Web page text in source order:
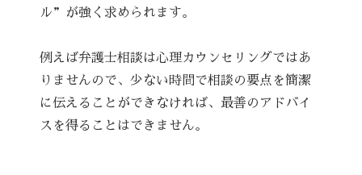
ル”が強く求められます。
例えば弁護士相談は心理カウンセリングではあ
りませんので、少ない時間で相談の要点を簡潔
に伝えることができなければ、最善のアドバイ
スを得ることはできません。